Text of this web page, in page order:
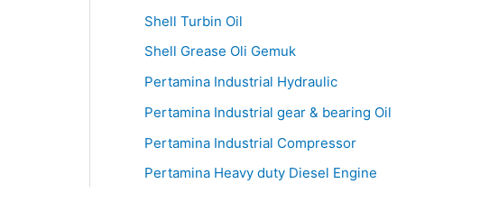
Shell Turbin Oil
Shell Grease Oli Gemuk
Pertamina Industrial Hydraulic
Pertamina Industrial gear & bearing Oil
Pertamina Industrial Compressor
Pertamina Heavy duty Diesel Engine